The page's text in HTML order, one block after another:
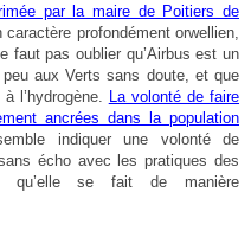
par la maire de Poitiers de
caractère profondément orwellien,
faut pas oublier qu’Airbus est un
aux Verts sans doute, et que
l’hydrogène. La volonté de faire
ancrées dans la population
indiquer une volonté de
écho avec les pratiques des
qu’elle se fait de manière